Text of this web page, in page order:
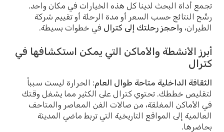
تجمع أداة البحث لدينا كل هذه الخيارات في مكان واحد.
رشّح النتائج حسب السعر أو مدة الرحلة أو تقييم شركة
الطيران، واحجز رحلتك إلى كترال في خطوات بسيطة.
أبرز الأنشطة والأماكن التي يمكن استكشافها في
كترال
الثقافة الداخلية متاحة طوال العام: الحرارة ليست سبباً
لتقليص خططك. تحتوي كترال على الكثير مما يشغل وقتك
في الأماكن المغلقة، من صالات الفن المعاصر والمتاحف
العالمية إلى المواقع التاريخية التي تربط ماضي المدينة
بحاضرها.